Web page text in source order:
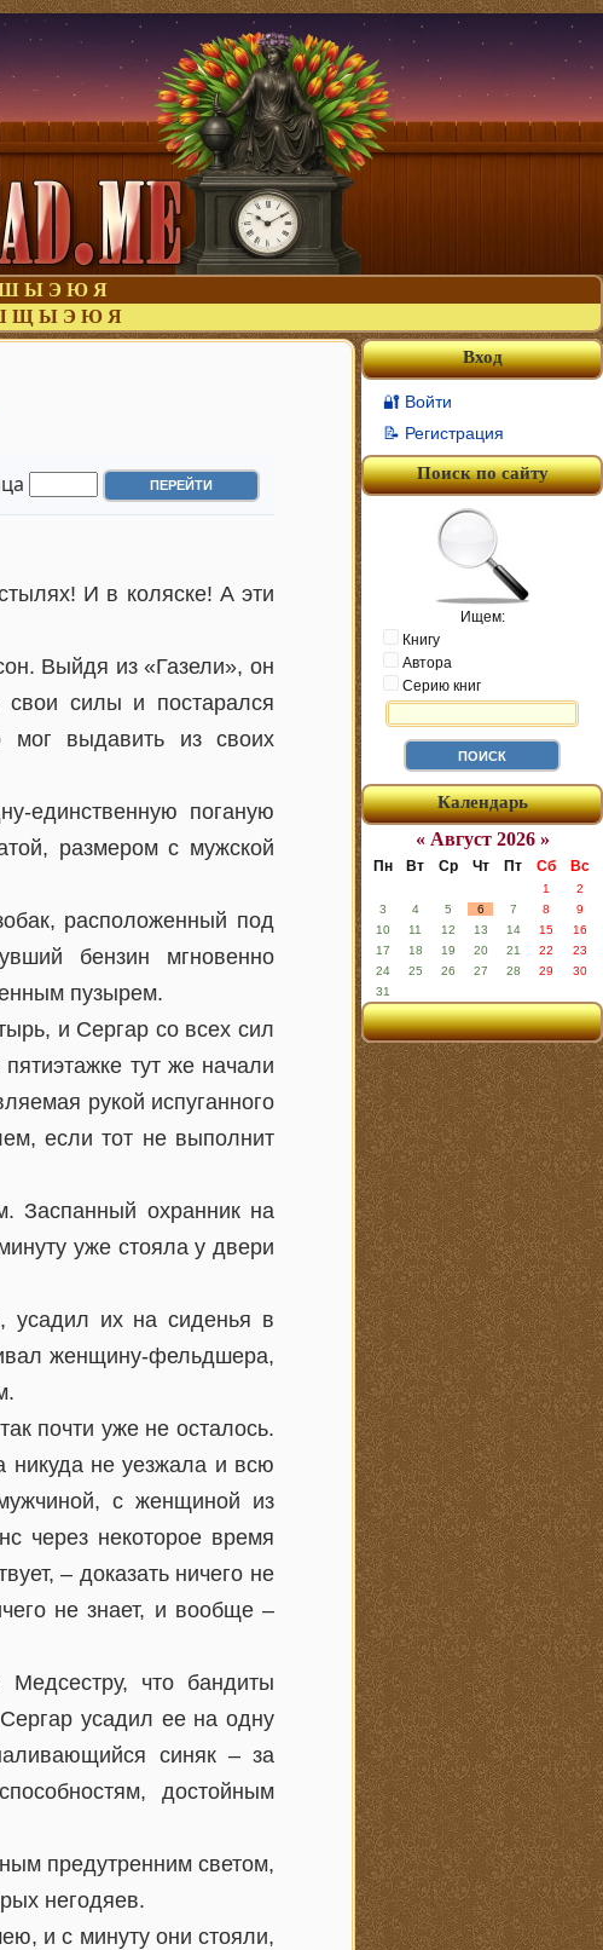
Ы Э Ю Я
Щ Ы Э Ю Я
И в коляске! А эти
Выйдя из «Газели», он
силы и постарался
мог выдавить из своих
единственную поганую
размером с мужской
расположенный под
бензин мгновенно
пузырем.
и Сергар со всех сил
тут же начали
рукой испуганного
если тот не выполнит
Заспанный охранник на
уже стояла у двери
усадил их на сиденья в
женщину-фельдшера,
почти уже не осталось.
никуда не уезжала и всю
с женщиной из
через некоторое время
– доказать ничего не
не знает, и вообще –
что бандиты
усадил ее на одну
синяк – за
достойным
предутренним светом,
негодяев.
и с минуту они стояли,
Вход
🔐 Войти
📝 Регистрация
Поиск по сайту
Ищем:
Книгу
Автора
Серию книг
Календарь
« Август 2026 »
Пн Вт Ср Чт Пт Сб Вс
1
2
3
4 5 6 7 8
9
10
11 12 13 14 15
16
17
18 19 20 21 22
23
24
25 26 27 28 29
30
31